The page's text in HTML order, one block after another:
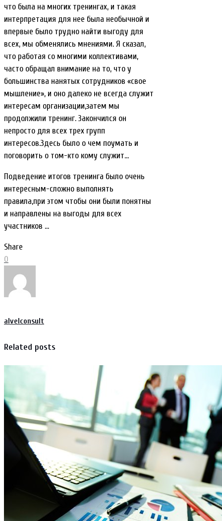
что была на многих тренингах, и такая
интерпретация для нее была необычной и
впервые было трудно найти выгоду для
всех, мы обменялись мнениями. Я сказал,
что работая со многими коллективами,
часто обращал внимание на то, что у
большинства нанятых сотрудников «свое
мышление», и оно далеко не всегда служит
интересам организации,затем мы
продолжили тренинг. Закончился он
непросто для всех трех групп
интересов.Здесь было о чем поумать и
поговорить о том-кто кому служит…
Подведение итогов тренинга было очень
интересным-сложно выполнять
правила,при этом чтобы они были понятны
и направлены на выгоды для всех
участников …
Share
0
alvelconsult
Related posts